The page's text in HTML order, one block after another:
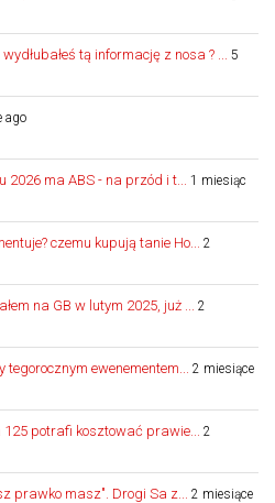
tą informację z nosa ? ...
5
ago
ma ABS - na przód i t...
1 miesiąc
czemu kupują tanie Ho...
2
na GB w lutym 2025, już ...
2
ewenementem...
2 miesiące
potrafi kosztować prawie...
2
prawko masz". Drogi Sa z...
2 miesiące